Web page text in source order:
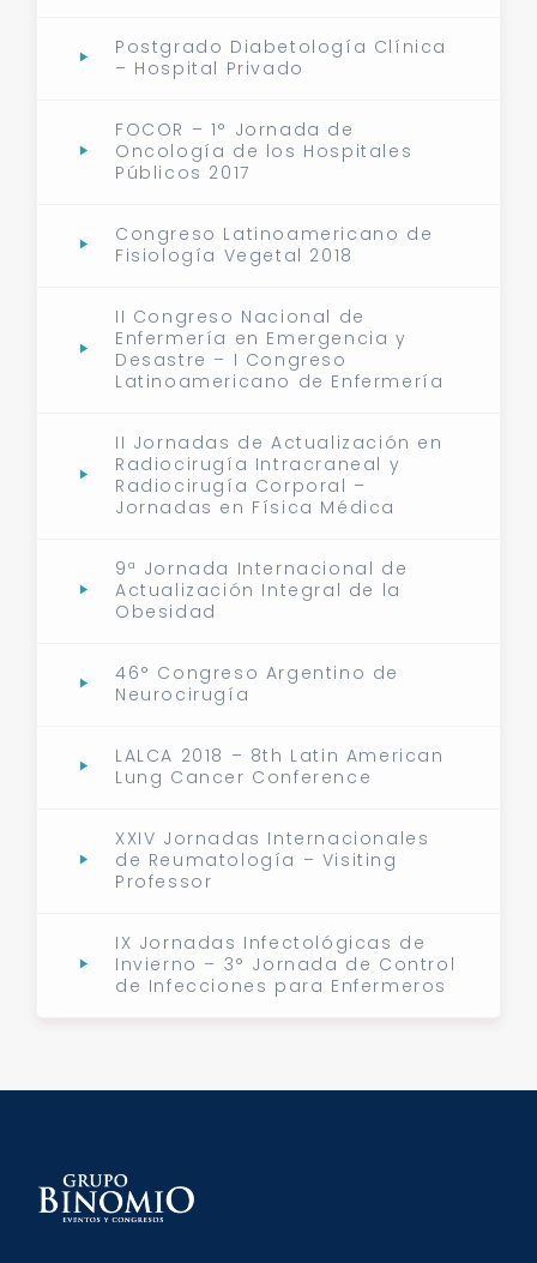
Postgrado Diabetología Clínica
– Hospital Privado
FOCOR – 1° Jornada de
Oncología de los Hospitales
Públicos 2017
Congreso Latinoamericano de
Fisiología Vegetal 2018
II Congreso Nacional de
Enfermería en Emergencia y
Desastre – I Congreso
Latinoamericano de Enfermería
II Jornadas de Actualización en
Radiocirugía Intracraneal y
Radiocirugía Corporal –
Jornadas en Física Médica
9ª Jornada Internacional de
Actualización Integral de la
Obesidad
46° Congreso Argentino de
Neurocirugía
LALCA 2018 – 8th Latin American
Lung Cancer Conference
XXIV Jornadas Internacionales
de Reumatología – Visiting
Professor
IX Jornadas Infectológicas de
Invierno – 3° Jornada de Control
de Infecciones para Enfermeros